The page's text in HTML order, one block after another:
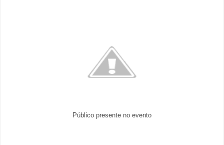
Público presente no evento